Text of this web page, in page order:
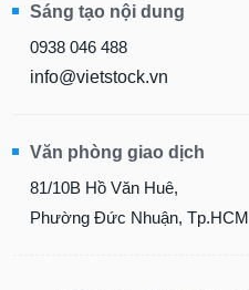
Sáng tạo nội dung
0938 046 488
info@vietstock.vn
Văn phòng giao dịch
81/10B Hồ Văn Huê,
Phường Đức Nhuận, Tp.HCM